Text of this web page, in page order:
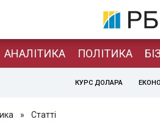
АНАЛІТИКА ПОЛІТИКА
КУРС ДОЛАРА
» Статті